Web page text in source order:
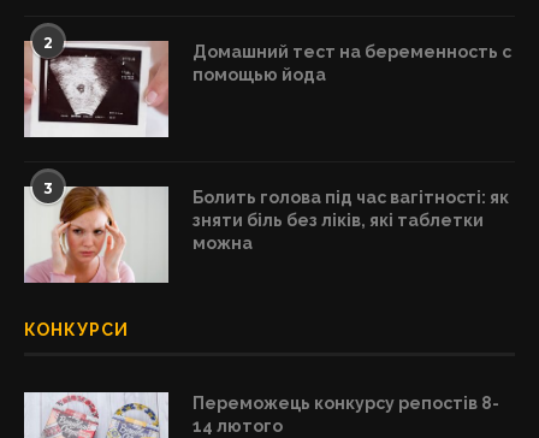
2
Домашний тест на беременность с
помощью йода
3
Болить голова під час вагітності: як
зняти біль без ліків, які таблетки
можна
КОНКУРСИ
Переможець конкурсу репостів 8-
14 лютого